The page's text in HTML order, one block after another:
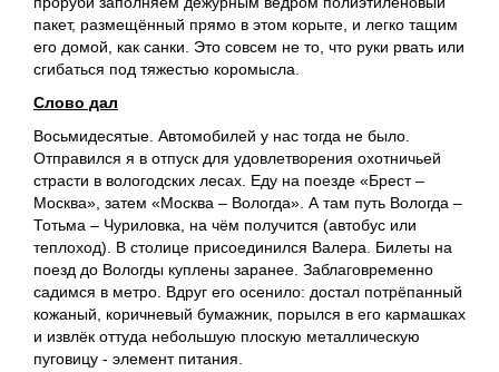
пакет, размещённый прямо в этом корыте, и легко тащим
его домой, как санки. Это совсем не то, что руки рвать или
сгибаться под тяжестью коромысла.
Слово дал
Восьмидесятые. Автомобилей у нас тогда не было.
Отправился я в отпуск для удовлетворения охотничьей
страсти в вологодских лесах. Еду на поезде «Брест –
Москва», затем «Москва – Вологда». А там путь Вологда –
Тотьма – Чуриловка, на чём получится (автобус или
теплоход). В столице присоединился Валера. Билеты на
поезд до Вологды куплены заранее. Заблаговременно
садимся в метро. Вдруг его осенило: достал потрёпанный
кожаный, коричневый бумажник, порылся в его кармашках
и извлёк оттуда небольшую плоскую металлическую
пуговицу - элемент питания.